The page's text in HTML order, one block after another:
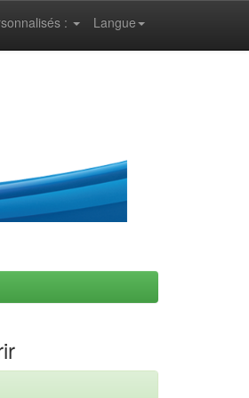
Langue
: